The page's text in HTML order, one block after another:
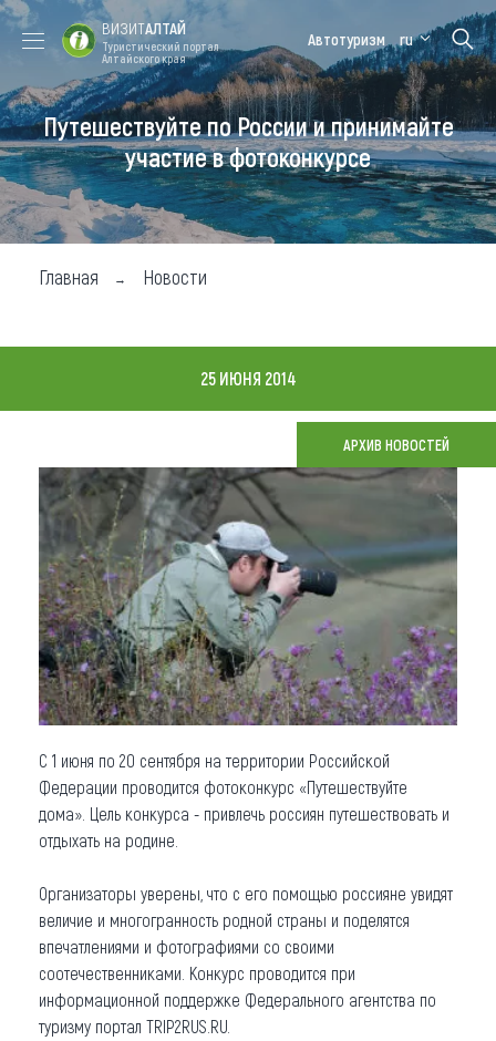
Форум VISIT
ALTAI
Цветение
маральника
Медицинский
форум
Алтайская
зимовка
Туры
Где побывать
Чем заняться
Где остановиться
Новости
Что привезти (сувениры)
О регионе
Коллекция впечатлений
Другие рубрики
ВИЗИТАЛТАЙ
Туристический портал
Алтайского края
Автотуризм ru
Путешествуйте по России и принимайте
участие в фотоконкурсе
Главная Новости
25 ИЮНЯ 2014
АРХИВ НОВОСТЕЙ
С 1 июня по 20 сентября на территории Российской
Федерации проводится фотоконкурс «Путешествуйте
дома». Цель конкурса - привлечь россиян путешествовать и
отдыхать на родине.
Организаторы уверены, что с его помощью россияне увидят
величие и многогранность родной страны и поделятся
впечатлениями и фотографиями со своими
соотечественниками. Конкурс проводится при
информационной поддержке Федерального агентства по
туризму портал TRIP2RUS.RU.